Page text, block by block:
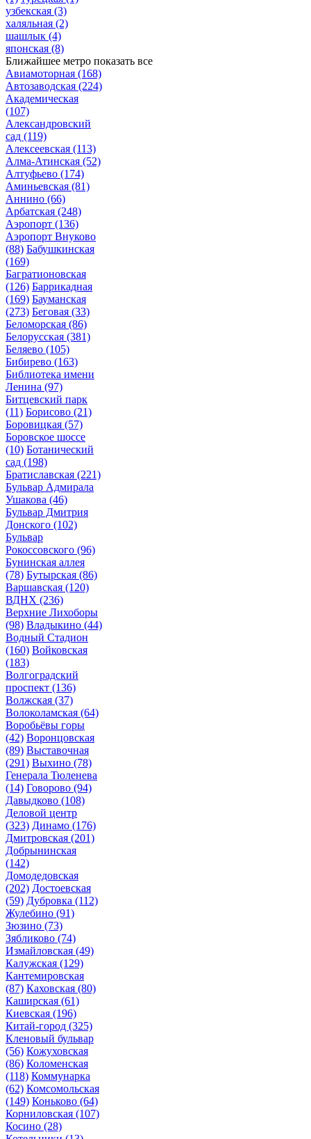
узбекская (3)
халяльная (2)
шашлык (4)
японская (8)
Ближайшее метро показать все
Авиамоторная (168)
Автозаводская (224)
Академическая
(107)
Александровский
сад (119)
Алексеевская (113)
Алма-Атинская (52)
Алтуфьево (174)
Аминьевская (81)
Аннино (66)
Арбатская (248)
Аэропорт (136)
Аэропорт Внуково
(88) Бабушкинская
(169)
Багратионовская
(126) Баррикадная
(169) Бауманская
(273) Беговая (33)
Беломорская (86)
Белорусская (381)
Беляево (105)
Бибирево (163)
Библиотека имени
Ленина (97)
Битцевский парк
(11) Борисово (21)
Боровицкая (57)
Боровское шоссе
(10) Ботанический
сад (198)
Братиславская (221)
Бульвар Адмирала
Ушакова (46)
Бульвар Дмитрия
Донского (102)
Бульвар
Рокоссовского (96)
Бунинская аллея
(78) Бутырская (86)
Варшавская (120)
ВДНХ (236)
Верхние Лихоборы
(98) Владыкино (44)
Водный Стадион
(160) Войковская
(183)
Волгоградский
проспект (136)
Волжская (37)
Волоколамская (64)
Воробьёвы горы
(42) Воронцовская
(89) Выставочная
(291) Выхино (78)
Генерала Тюленева
(14) Говорово (94)
Давыдково (108)
Деловой центр
(323) Динамо (176)
Дмитровская (201)
Добрынинская
(142)
Домодедовская
(202) Достоевская
(59) Дубровка (112)
Жулебино (91)
Зюзино (73)
Зябликово (74)
Измайловская (49)
Калужская (129)
Кантемировская
(87) Каховская (80)
Каширская (61)
Киевская (196)
Китай-город (325)
Кленовый бульвар
(56) Кожуховская
(86) Коломенская
(118) Коммунарка
(62) Комсомольская
(149) Коньково (64)
Корниловская (107)
Косино (28)